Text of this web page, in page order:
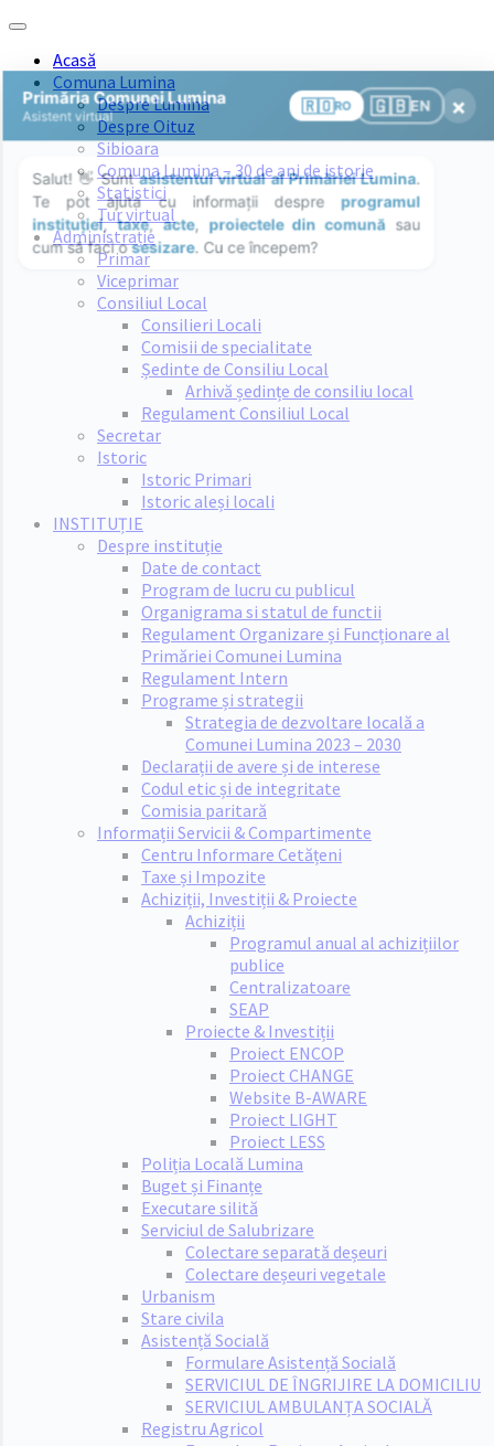
Skip
content
Skip
sidebar
Skip
right
sidebar
Skip
footerAcasă
Comuna Lumina
Despre Lumina
Despre Oituz
Sibioara
Comuna Lumina – 30 de ani de istorie
Statistici
Tur virtual
Administrație
Primar
Viceprimar
Consiliul Local
Consilieri Locali
Comisii de specialitate
Ședinte de Consiliu Local
Arhivă ședințe de consiliu local
Regulament Consiliul Local
Secretar
Istoric
Istoric Primari
Istoric aleși locali
INSTITUȚIE
Despre instituție
Date de contact
Program de lucru cu publicul
Organigrama si statul de functii
Regulament Organizare și Funcționare al
Primăriei Comunei Lumina
Regulament Intern
Programe și strategii
Strategia de dezvoltare locală a
Comunei Lumina 2023 – 2030
Declarații de avere și de interese
Codul etic și de integritate
Comisia paritară
Informații Servicii & Compartimente
Centru Informare Cetățeni
Taxe și Impozite
Achiziții, Investiții & Proiecte
Achiziții
Programul anual al achizițiilor
publice
Centralizatoare
SEAP
Proiecte & Investiții
Proiect ENCOP
Proiect CHANGE
Website B-AWARE
Proiect LIGHT
Proiect LESS
Poliția Locală Lumina
Buget și Finanțe
Executare silită
Serviciul de Salubrizare
Colectare separată deșeuri
Colectare deșeuri vegetale
Urbanism
Stare civila
Asistență Socială
Formulare Asistență Socială
SERVICIUL DE ÎNGRIJIRE LA DOMICILIU
SERVICIUL AMBULANȚA SOCIALĂ
Registru Agricol